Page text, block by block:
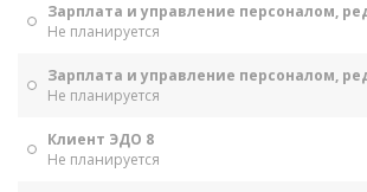
Зарплата и управление персоналом,
Не планируется
Зарплата и управление персоналом,
Не планируется
Клиент ЭДО 8
Не планируется